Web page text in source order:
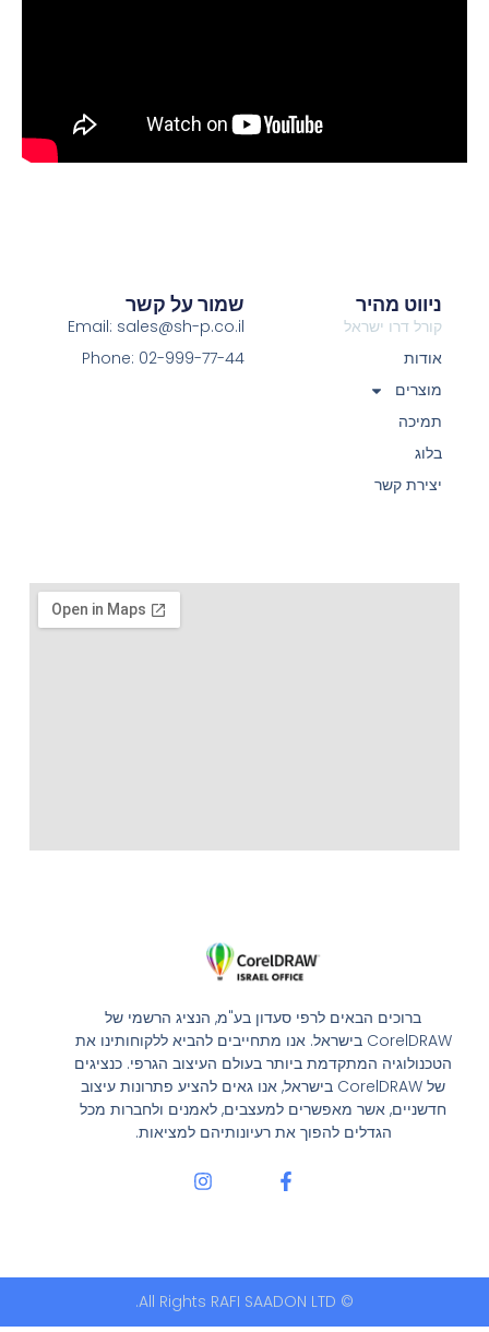
ברוכים הבאים לרפי סעדון בע"מ, הנציג הרשמי של
CorelDRAW בישראל. אנו מתחייבים להביא ללקוחותינו את
הטכנולוגיה המתקדמת ביותר בעולם העיצוב הגרפי. כנציגים
של CorelDRAW בישראל, אנו גאים להציע פתרונות עיצוב
חדשניים, אשר מאפשרים למעצבים, לאמנים ולחברות מכל
הגדלים להפוך את רעיונותיהם למציאות.
F
o
o
I
g
r
ניווט מהיר
קורל דרו ישראל
אודות
מוצרים
תמיכה
בלוג
יצירת קשר
שמור על קשר
Email: sales@sh-p.co.il
Phone: 02-999-77-44
© All Rights RAFI SAADON LTD.